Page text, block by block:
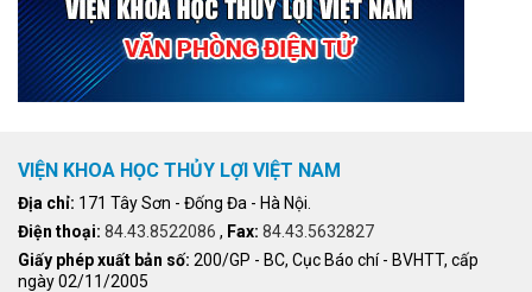
VIỆN KHOA HỌC THỦY LỢI VIỆT NAM
Địa chỉ: 171 Tây Sơn - Đống Đa - Hà Nội.
Điện thoại: 84.43.8522086 , Fax: 84.43.5632827
Giấy phép xuất bản số: 200/GP - BC, Cục Báo chí - BVHTT, cấp
ngày 02/11/2005